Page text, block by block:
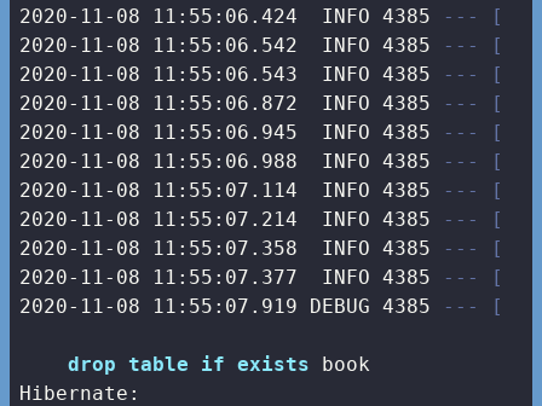
2020-11-08 11:55:06.424  INFO 4385 --- [
2020-11-08 11:55:06.542  INFO 4385 --- [
2020-11-08 11:55:06.543  INFO 4385 --- [
2020-11-08 11:55:06.872  INFO 4385 --- [
2020-11-08 11:55:06.945  INFO 4385 --- [
2020-11-08 11:55:06.988  INFO 4385 --- [
2020-11-08 11:55:07.114  INFO 4385 --- [
2020-11-08 11:55:07.214  INFO 4385 --- [
2020-11-08 11:55:07.358  INFO 4385 --- [
2020-11-08 11:55:07.377  INFO 4385 --- [
2020-11-08 11:55:07.919 DEBUG 4385 --- [
drop table if exists book
Hibernate: